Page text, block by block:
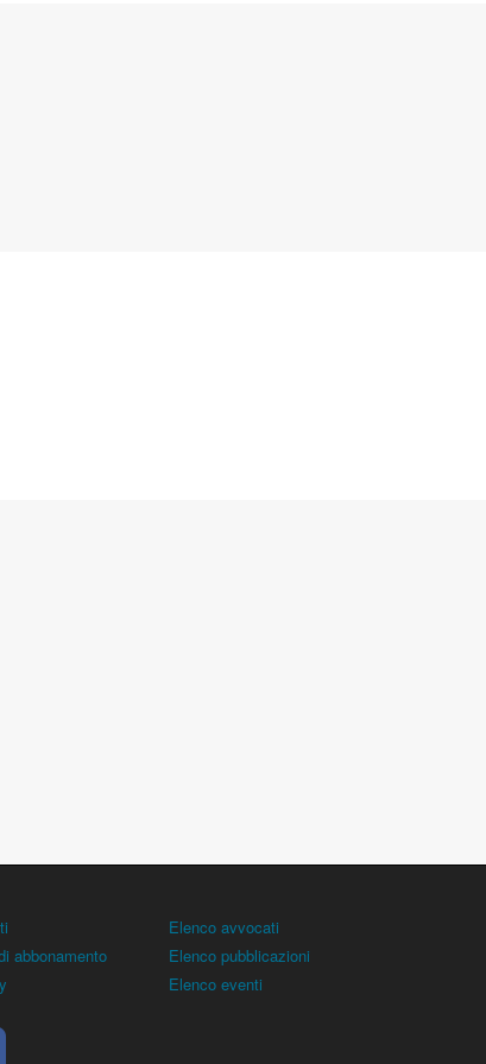
abbonamento
Elenco avvocati
Elenco pubblicazioni
Elenco eventi